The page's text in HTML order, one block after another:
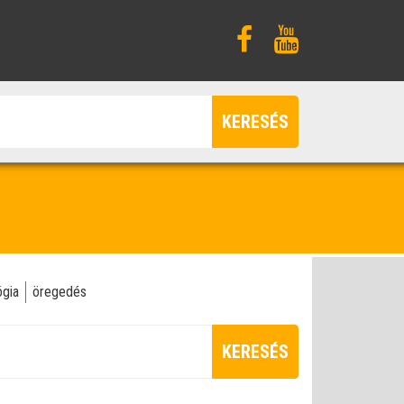
KERESÉS
öregedés
KERESÉS